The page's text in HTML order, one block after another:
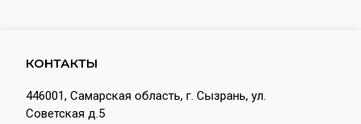
КОНТАКТЫ
446001, Самарская область, г. Сызрань, ул.
Советская д.5